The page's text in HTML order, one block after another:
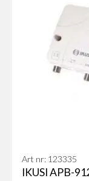
Art nr: 123335
IKUSI APB-